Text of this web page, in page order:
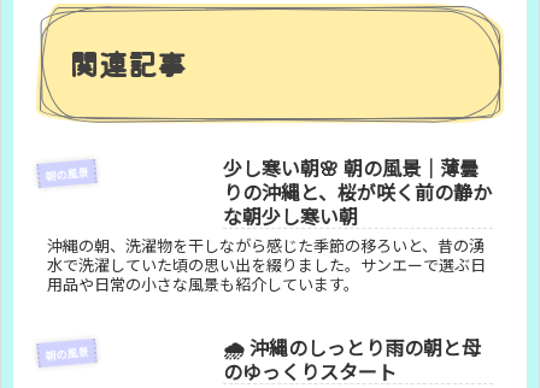
関連記事
朝の風景
少し寒い朝🌸 朝の風景｜薄曇
りの沖縄と、桜が咲く前の静か
な朝少し寒い朝
沖縄の朝、洗濯物を干しながら感じた季節の移ろいと、昔の湧
水で洗濯していた頃の思い出を綴りました。サンエーで選ぶ日
用品や日常の小さな風景も紹介しています。
朝の風景
🌧️ 沖縄のしっとり雨の朝と母
のゆっくりスタート